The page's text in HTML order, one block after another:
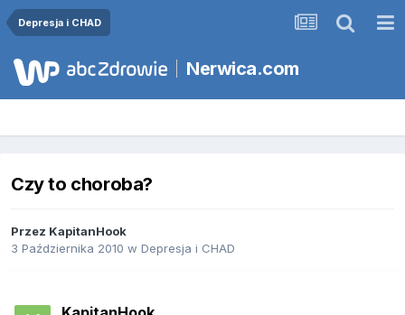
Depresja i CHAD
Nerwica.com
Czy to choroba?
Przez KapitanHook
3 Października 2010 w Depresja i CHAD